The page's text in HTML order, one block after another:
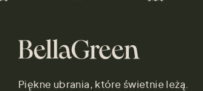
Piękne ubrania, które świetnie leżą.